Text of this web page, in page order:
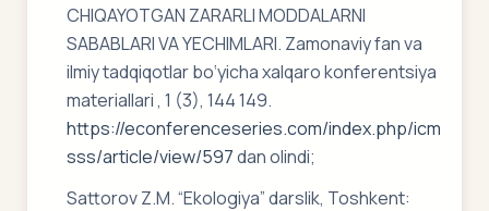
CHIQAYOTGAN ZARARLI MODDALARNI
SABABLARI VA YECHIMLARI. Zamonaviy fan va
ilmiy tadqiqotlar bo‘yicha xalqaro konferentsiya
materiallari , 1 (3), 144 149.
https://econferenceseries.com/index.php/icm
sss/article/view/597dan olindi;
Sattorov Z.M. “Ekologiya” darslik, Toshkent: